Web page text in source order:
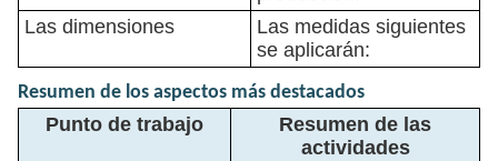
Las dimensiones
Las medidas siguientes
se aplicarán:
Resumen de los aspectos más destacados
Punto de trabajo
Resumen de las
actividades